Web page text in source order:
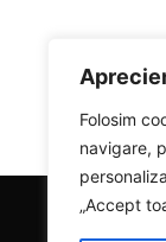
Folosim
navigare,
„Accept